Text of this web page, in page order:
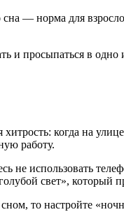
— норма для
и просыпаться в
когда на
работу.
не использовать
свет», который
то настройте